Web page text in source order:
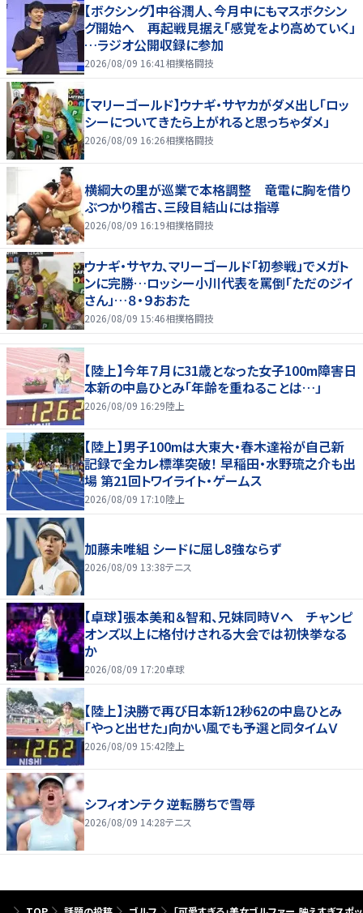
【ボクシング】中谷潤人、今月中にもマスボクシン
グ開始へ 再起戦見据え「感覚をより高めていく」
…ラジオ公開収録に参加
2026/08/09 16:41 相撲格闘技
【マリーゴールド】ウナギ・サヤカがダメ出し「ロッ
シーについてきたら上がれると思っちゃダメ」
2026/08/09 16:26相撲格闘技
横綱大の里が巡業で本格調整 竜電に胸を借り
ぶつかり稽古、三段目結山には指導
2026/08/09 16:19相撲格闘技
ウナギ・サヤカ、マリーゴールド「初参戦」でメガト
ンに完勝…ロッシー小川代表を罵倒「ただのジイ
さん」…８・９おおた
2026/08/09 15:46相撲格闘技
【陸上】今年７月に31歳となった女子100m障害日
本新の中島ひとみ「年齢を重ねることは…」
2026/08/09 16:29陸上
【陸上】男子100mは大東大・春木達裕が自己新
記録で全カレ標準突破！ 早稲田・水野琉之介も出
場 第21回トワイライト・ゲームス
2026/08/09 17:10陸上
加藤未唯組 シードに屈し8強ならず
2026/08/09 13:38テニス
【卓球】張本美和＆智和、兄妹同時Ｖへ チャンピ
オンズ以上に格付けされる大会では初快挙なる
か
2026/08/09 17:20卓球
【陸上】決勝で再び日本新12秒62の中島ひとみ
「やっと出せた」向かい風でも予選と同タイムＶ
2026/08/09 15:42陸上
シフィオンテク 逆転勝ちで雪辱
2026/08/09 14:28テニス